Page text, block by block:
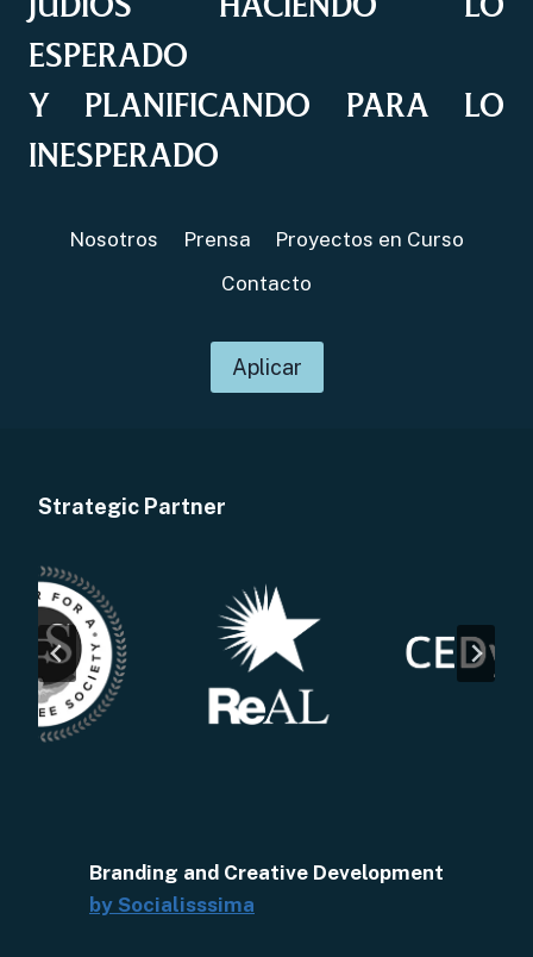
ESPERADO
Y PLANIFICANDO PARA LO
INESPERADO
Nosotros Prensa
Proyectos en Curso
Contacto
Aplicar
Strategic Partner
Branding and Creative Development
by Socialisssima